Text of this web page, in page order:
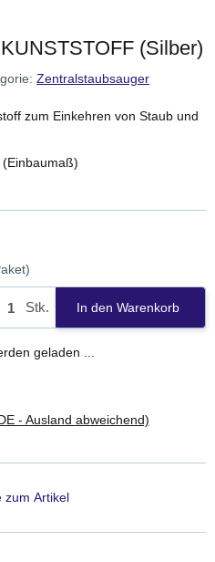
(Silber)
Zentralstaubsauger
zum Einkehren von Staub und
Stk. In den Warenkorb
geladen ...
- Ausland abweichend)
zum Artikel